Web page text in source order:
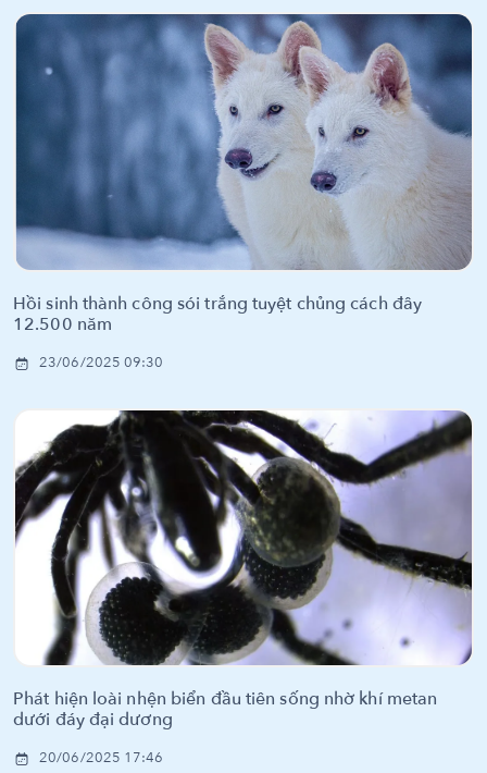
Hồi sinh thành công sói trắng tuyệt chủng cách đây
12.500 năm
23/06/2025 09:30
Phát hiện loài nhện biển đầu tiên sống nhờ khí metan
dưới đáy đại dương
20/06/2025 17:46